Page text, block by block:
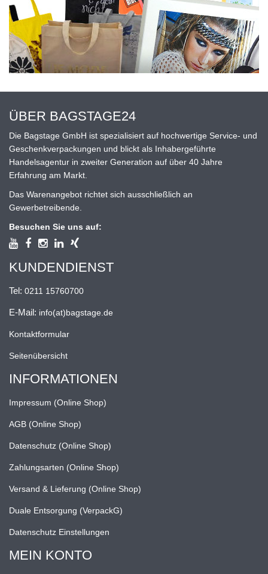
ÜBER BAGSTAGE24
Die Bagstage GmbH ist spezialisiert auf hochwertige Service- und
Geschenkverpackungen und blickt als Inhabergeführte
Handelsagentur in zweiter Generation auf über 40 Jahre
Erfahrung am Markt.
Das Warenangebot richtet sich ausschließlich an
Gewerbetreibende.
Besuchen Sie uns auf:
KUNDENDIENST
Tel: 0211 15760700
E-Mail: info(at)bagstage.de
Kontaktformular
Seitenübersicht
INFORMATIONEN
Impressum (Online Shop)
AGB (Online Shop)
Datenschutz (Online Shop)
Zahlungsarten (Online Shop)
Versand & Lieferung (Online Shop)
Duale Entsorgung (VerpackG)
Datenschutz Einstellungen
MEIN KONTO